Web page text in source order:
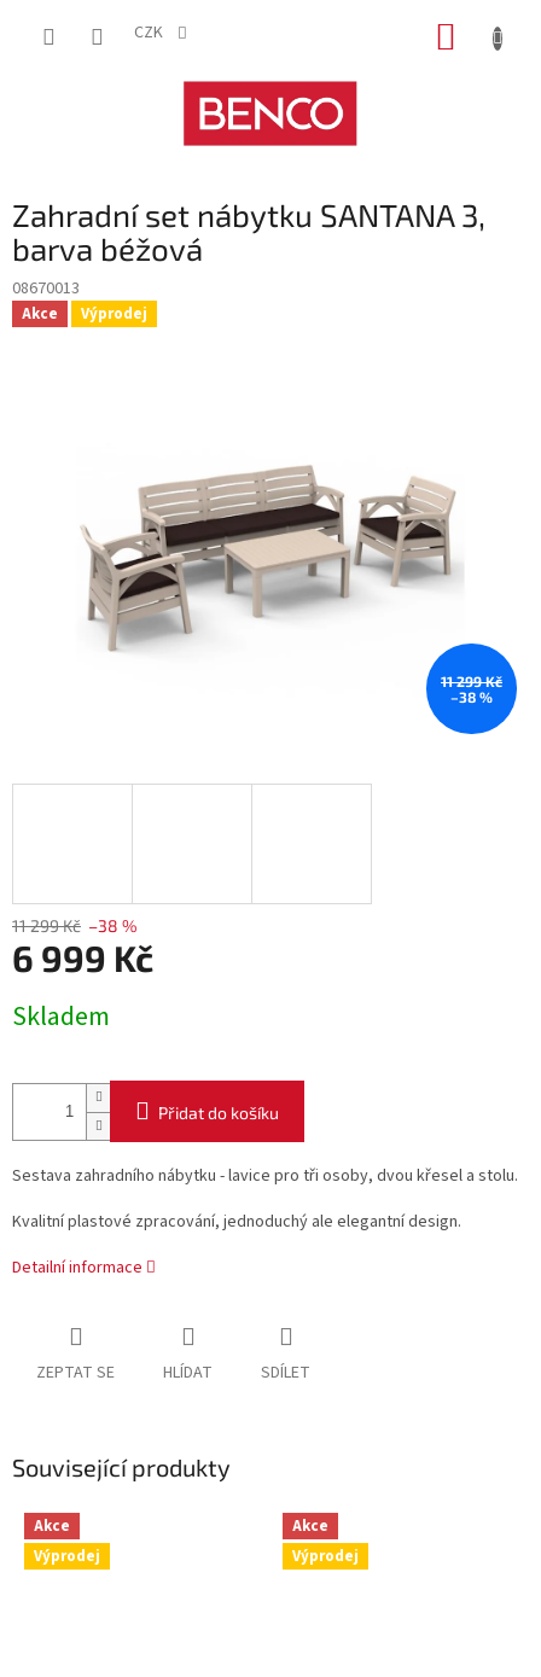
CZK
Zahradní set nábytku SANTANA 3,
barva béžová
08670013
Akce Výprodej
11 299 Kč
–38 %
11 299 Kč –38 %
6 999 Kč
cena:
Skladem
Přidat do košíku
Sestava zahradního nábytku - lavice pro tři osoby, dvou křesel a stolu.
Kvalitní plastové zpracování, jednoduchý ale elegantní design.
Detailní informace
ZEPTAT SE HLÍDAT SDÍLET
Související produkty
Akce
Výprodej
Akce
Výprodej